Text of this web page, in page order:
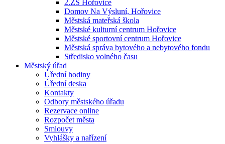
2.ZŠ Hořovice
Domov Na Výsluní, Hořovice
Městská mateřská škola
Městské kulturní centrum Hořovice
Městské sportovní centrum Hořovice
Městská správa bytového a nebytového fondu
Středisko volného času
Městský úřad
Úřední hodiny
Úřední deska
Kontakty
Odbory městského úřadu
Rezervace online
Rozpočet města
Smlouvy
Vyhlášky a nařízení